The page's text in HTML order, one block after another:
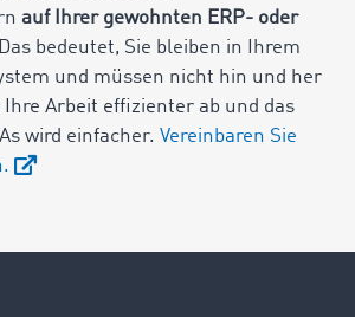
auf Ihrer gewohnten ERP- oder
bedeutet, Sie bleiben in Ihrem
und müssen nicht hin und her
Arbeit effizienter ab und das
wird einfacher. Vereinbaren Sie